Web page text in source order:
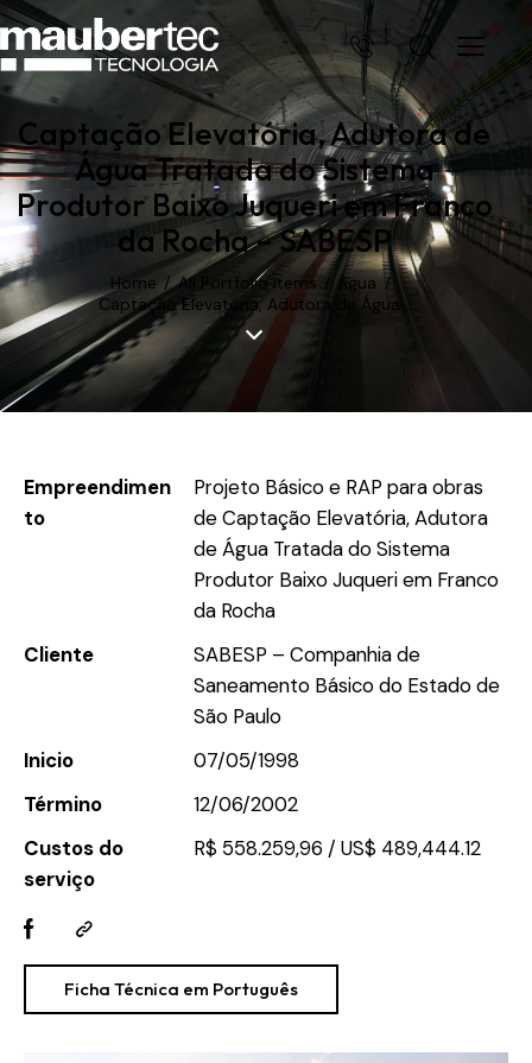
Captação Elevatória, Adutora de
Água Tratada do Sistema
Produtor Baixo Juqueri em Franco
da Rocha – SABESP
Home All Portfolio items
Água
Captação Elevatória, Adutora de Água...
Empreendimen
to
Projeto Básico e RAP para obras
de Captação Elevatória, Adutora
de Água Tratada do Sistema
Produtor Baixo Juqueri em Franco
da Rocha
Cliente
SABESP – Companhia de
Saneamento Básico do Estado de
São Paulo
Inicio
07/05/1998
Término
12/06/2002
Custos do
serviço
R$ 558.259,96 / US$ 489,444.12
Ficha Técnica em Português